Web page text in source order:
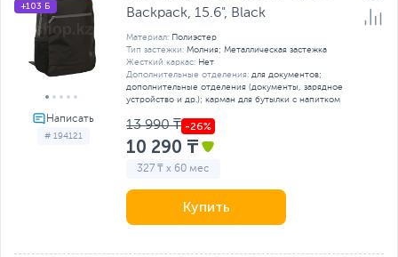
# 194121
+103 Б
Backpack, 15.6", Black
Материал: Полиэстер
Тип застежки: Молния; Металлическая застежка
Жесткий каркас: Нет
Дополнительные отделения: для документов;
дополнительные отделения (документы, зарядное
устройство и др.); карман для бутылки с напитком
13 990 ₸
10 290 ₸
327 ₸ x 60 мес
Купить